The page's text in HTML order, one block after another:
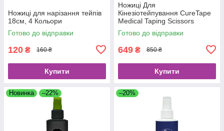
Ножиці для нарізання тейпів
18см, 4 Кольори
Готово до відправки
120 ₴ 160 ₴
Купити
Ножиці Для
Кінезіотейпування CureTape
Medical Taping Scissors
Готово до відправки
649 ₴ 850 ₴
Купити
Новинка –22% –20%